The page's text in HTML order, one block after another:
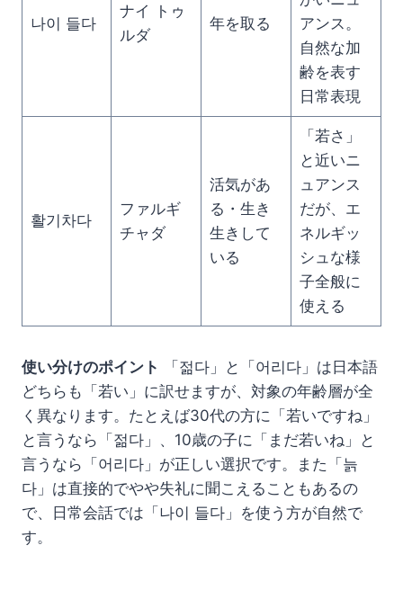
나이 들다
ナイ トゥ
ルダ
年を取る
アンス。
自然な加
齢を表す
日常表現
활기차다
ファルギ
チャダ
活気があ
る・生き
生きして
いる
「若さ」
と近いニ
ュアンス
だが、エ
ネルギッ
シュな様
子全般に
使える
使い分けのポイント
「젊다」と「어리다」は日本語
どちらも「若い」に訳せますが、対象の年齢層が全
く異なります。たとえば30代の方に「若いですね」
と言うなら「젊다」、10歳の子に「まだ若いね」と
言うなら「어리다」が正しい選択です。また「늙
다」は直接的でやや失礼に聞こえることもあるの
で、日常会話では「나이 들다」を使う方が自然で
す。